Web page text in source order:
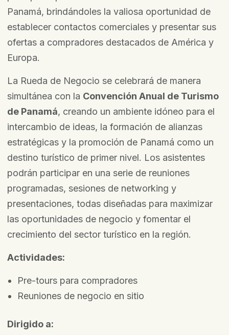
Panamá, brindándoles la valiosa oportunidad de
establecer contactos comerciales y presentar sus
ofertas a compradores destacados de América y
Europa.
La Rueda de Negocio se celebrará de manera
simultánea con la Convención Anual de Turismo
de Panamá, creando un ambiente idóneo para el
intercambio de ideas, la formación de alianzas
estratégicas y la promoción de Panamá como un
destino turístico de primer nivel. Los asistentes
podrán participar en una serie de reuniones
programadas, sesiones de networking y
presentaciones, todas diseñadas para maximizar
las oportunidades de negocio y fomentar el
crecimiento del sector turístico en la región.
Actividades:
Pre-tours para compradores
Reuniones de negocio en sitio
Dirigido a: